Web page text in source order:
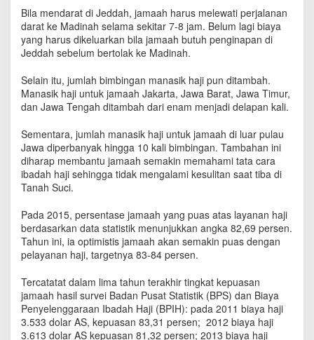
m
a
a
h
a
j
i
Bila mendarat di Jeddah, jamaah harus melewati perjalanan
darat ke Madinah selama sekitar 7-8 jam. Belum lagi biaya
yang harus dikeluarkan bila jamaah butuh penginapan di
Jeddah sebelum bertolak ke Madinah.
Selain itu, jumlah bimbingan manasik haji pun ditambah.
Manasik haji untuk jamaah Jakarta, Jawa Barat, Jawa Timur,
dan Jawa Tengah ditambah dari enam menjadi delapan kali.
Sementara, jumlah manasik haji untuk jamaah di luar pulau
Jawa diperbanyak hingga 10 kali bimbingan. Tambahan ini
diharap membantu jamaah semakin memahami tata cara
ibadah haji sehingga tidak mengalami kesulitan saat tiba di
Tanah Suci.
Pada 2015, persentase jamaah yang puas atas layanan haji
berdasarkan data statistik menunjukkan angka 82,69 persen.
Tahun ini, ia optimistis jamaah akan semakin puas dengan
pelayanan haji, targetnya 83-84 persen.
Tercatatat dalam lima tahun terakhir tingkat kepuasan
jamaah hasil survei Badan Pusat Statistik (BPS) dan Biaya
Penyelenggaraan Ibadah Haji (BPIH): pada 2011 biaya haji
3.533 dolar AS, kepuasan 83,31 persen; 2012 biaya haji
3.613 dolar AS kepuasan 81,32 persen; 2013 biaya haji